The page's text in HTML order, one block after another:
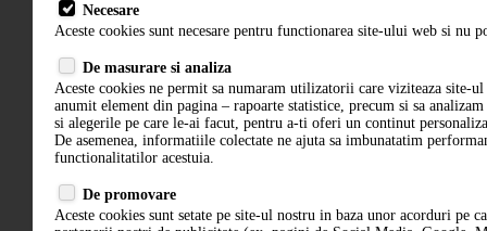
Necesare
Aceste cookies sunt necesare pentru functionarea site-ului web si nu
De masurare si analiza
Aceste cookies ne permit sa numaram utilizatorii care viziteaza site-ul
anumit element din pagina – rapoarte statistice, precum si sa
si alegerile pe care le-ai facut, pentru a-ti oferi un continut
De asemenea, informatiile colectate ne ajuta sa imbunatatim
functionalitatilor acestuia.
De promovare
Aceste cookies sunt setate pe site-ul nostru in baza unor acorduri pe